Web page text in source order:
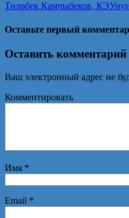
Төлөбек Камчыбеков, КЭУнун
Оставьте первый
Оставить комментарий
Ваш электронный адрес не
Комментировать
Имя *
Email *